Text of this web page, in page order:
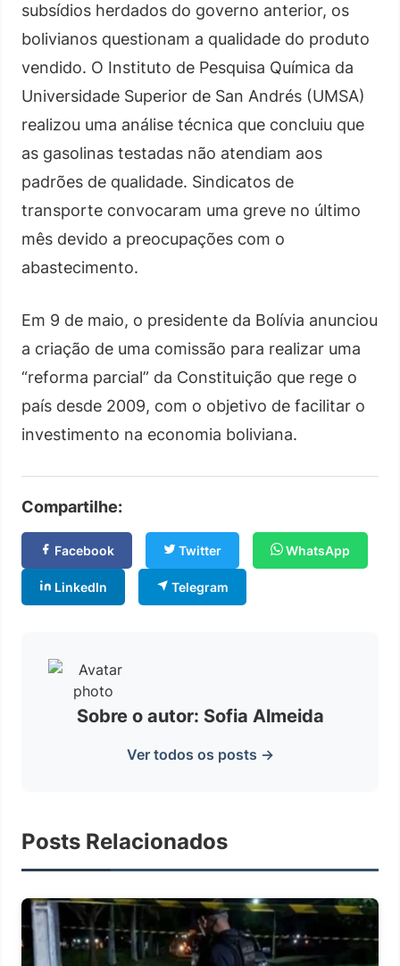
subsídios herdados do governo anterior, os
bolivianos questionam a qualidade do produto
vendido. O Instituto de Pesquisa Química da
Universidade Superior de San Andrés (UMSA)
realizou uma análise técnica que concluiu que
as gasolinas testadas não atendiam aos
padrões de qualidade. Sindicatos de
transporte convocaram uma greve no último
mês devido a preocupações com o
abastecimento.
Em 9 de maio, o presidente da Bolívia anunciou
a criação de uma comissão para realizar uma
“reforma parcial” da Constituição que rege o
país desde 2009, com o objetivo de facilitar o
investimento na economia boliviana.
Compartilhe:
Facebook Twitter WhatsApp
LinkedIn Telegram
Sobre o autor: Sofia Almeida
Ver todos os posts →
Posts Relacionados